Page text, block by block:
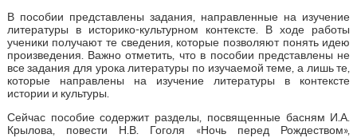
В пособии представлены задания, направленные на изучение
литературы в историко-культурном контексте. В ходе работы
ученики получают те сведения, которые позволяют понять идею
произведения. Важно отметить, что в пособии представлены не
все задания для урока литературы по изучаемой теме, а лишь те,
которые направлены на изучение литературы в контексте
истории и культуры.
Сейчас пособие содержит разделы, посвященные басням И.А.
Крылова, повести Н.В. Гоголя «Ночь перед Рождеством»,